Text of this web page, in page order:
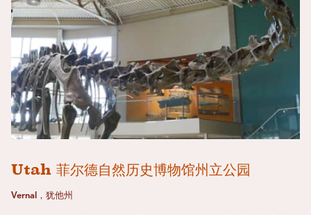
Utah 菲尔德自然历史博物馆州立公园
Vernal，犹他州